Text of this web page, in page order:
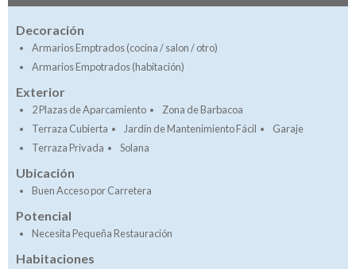
Decoración
Armarios Emptrados (cocina / salon / otro)
Armarios Empotrados (habitación)
Exterior
2 Plazas de Aparcamiento
Zona de Barbacoa
Terraza Cubierta
Jardín de Mantenimiento Fácil
Garaje
Terraza Privada
Solana
Ubicación
Buen Acceso por Carretera
Potencial
Necesita Pequeña Restauración
Habitaciones